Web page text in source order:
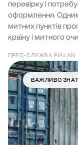
перевірку і
оформлення. Одним
митних пунктів
країну і митного
ПРЕС-СЛУЖБА FIALAN
ВАЖЛИВО